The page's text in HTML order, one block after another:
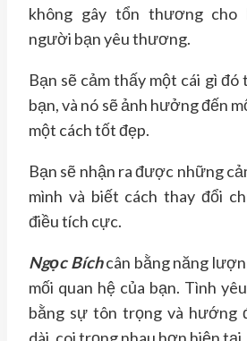
không gây tổn thương cho
người bạn yêu thương.
Bạn sẽ cảm thấy một cái gì
bạn, và nó sẽ ảnh hưởng đến
một cách tốt đẹp.
Bạn sẽ nhận ra được những
mình và biết cách thay đổi
điều tích cực.
Ngọc Bíchcân bằng năng
mối quan hệ của bạn. Tình
bằng sự tôn trọng và hướng
dài, coi trọng nhau hơn hiện tại.